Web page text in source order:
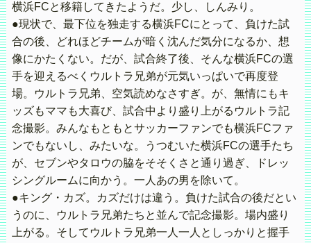
横浜FCと移籍してきたようだ。少し、しんみり。
●現状で、最下位を独走する横浜FCにとって、負けた試
合の後、どれほどチームが暗く沈んだ気分になるか、想
像にかたくない。だが、試合終了後、そんな横浜FCの選
手を迎えるべくウルトラ兄弟が元気いっぱいで再度登
場。ウルトラ兄弟、空気読めなさすぎ。が、無情にもキ
ッズもママも大喜び、試合中より盛り上がるウルトラ記
念撮影。みんなもともとサッカーファンでも横浜FCファ
ンでもないし、みたいな。うつむいた横浜FCの選手たち
が、セブンやタロウの脇をそそくさと通り過ぎ、ドレッ
シングルームに向かう。一人あの男を除いて。
●キング・カズ。カズだけは違う。負けた試合の後だとい
うのに、ウルトラ兄弟たちと並んで記念撮影。場内盛り
上がる。そしてウルトラ兄弟一人一人としっかりと握手